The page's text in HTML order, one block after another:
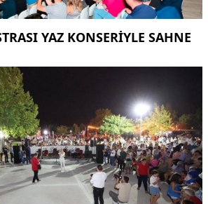
YAZ KONSERİYLE SAHNE